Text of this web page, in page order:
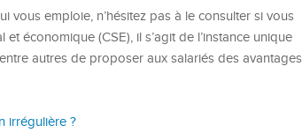
vous emploie, n’hésitez pas à le consulter si vous
économique (CSE), il s’agit de l’instance unique
autres de proposer aux salariés des
irrégulière ?